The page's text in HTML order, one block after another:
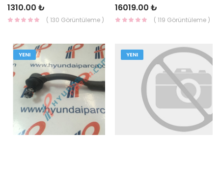
1310.00 ₺
( 130 Görüntüleme )
16019.00 ₺
( 119 Görüntüleme )
YENI YENI